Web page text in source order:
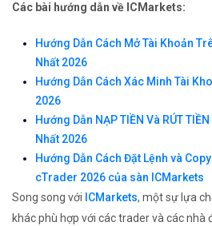
Các bài hướng dẫn về ICMarkets:
Hướng Dẫn Cách Mở Tài Khoản
Nhất 2026
Hướng Dẫn Cách Xác Minh Tài
2026
Hướng Dẫn NẠP TIỀN Và RÚT
Nhất 2026
Hướng Dẫn Cách Đặt Lệnh và
cTrader 2026 của sàn ICMarkets
Song song với ICMarkets, một sự lựa
khác phù hợp với các trader và các nhà